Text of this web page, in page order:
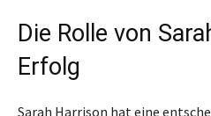
Die Rolle von
Erfolg
Sarah Harrison hat eine